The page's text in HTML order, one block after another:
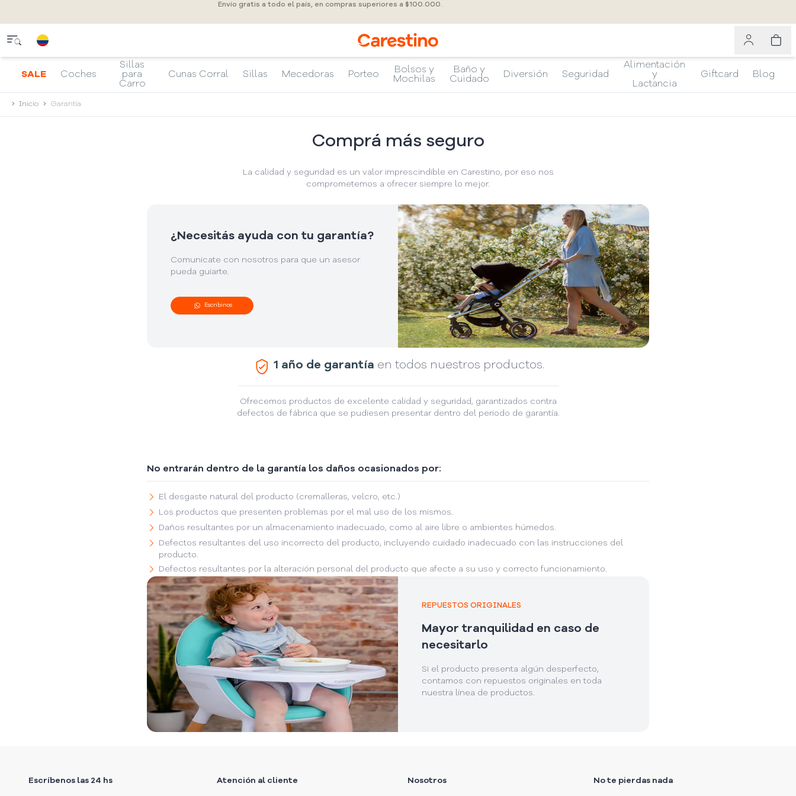
Envío gratis a todo el país, en compras superiores a $100.000.
SALE Coches
Sillas
para
Carro
Cunas Corral Sillas Mecedoras Porteo
Bolsos y
Mochilas
Baño y
Cuidado
Diversión Seguridad
Alimentación
y
Lactancia
Giftcard Blog
Inicio Garantía
Comprá más seguro
La calidad y seguridad es un valor imprescindible en Carestino, por eso nos
comprometemos a ofrecer siempre lo mejor.
¿Necesitás ayuda con tu garantía?
Comunicate con nosotros para que un asesor
pueda guiarte.
Escribinos
1 año de garantía en todos nuestros productos.
Ofrecemos productos de excelente calidad y seguridad, garantizados contra
defectos de fábrica que se pudiesen presentar dentro del periodo de garantía.
No entrarán dentro de la garantía los daños ocasionados por:
El desgaste natural del producto (cremalleras, velcro, etc.)
Los productos que presenten problemas por el mal uso de los mismos.
Daños resultantes por un almacenamiento inadecuado, como al aire libre o ambientes húmedos.
Defectos resultantes del uso incorrecto del producto, incluyendo cuidado inadecuado con las instrucciones del
producto.
Defectos resultantes por la alteración personal del producto que afecte a su uso y correcto funcionamiento.
REPUESTOS ORIGINALES
Mayor tranquilidad en caso de
necesitarlo
Si el producto presenta algún desperfecto,
contamos con repuestos originales en toda
nuestra línea de productos.
Escríbenos las 24 hs Atención al cliente Nosotros No te pierdas nada